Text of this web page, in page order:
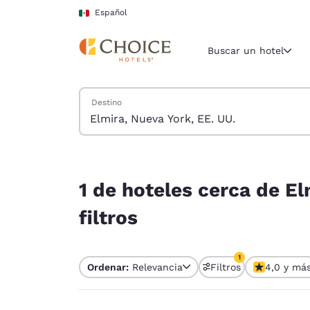
Pasar A Contenido Principal
Español
Región y
México
América
América
Português
Buscar un hotel
Buscar hoteles
Destino
1 de hoteles cerca de
filtros
Ordenar: Relevancia Filtros
1
1 filtro
4,0 y